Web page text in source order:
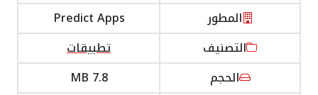
المطور
Predict Apps
التصنيف
تطبيقات
الحجم
7.8 MB